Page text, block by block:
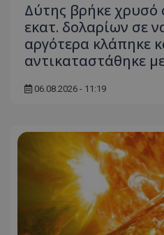
Δύτης βρήκε χρυσό
εκατ. δολαρίων σε
αργότερα κλάπηκε
αντικαταστάθηκε
06.08.2026 - 11:19